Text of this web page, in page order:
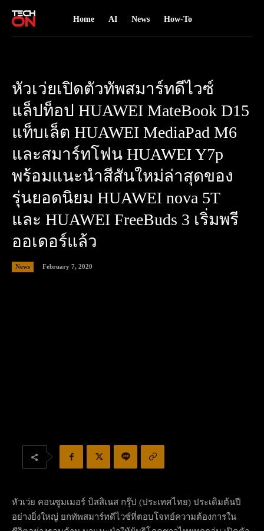
Home AI News How-To
หัวเว่ยเปิดตัวทัพสมาร์ทดีไวซ์
แล็ปท็อป HUAWEI MateBook D15
แท็บเล็ต HUAWEI MediaPad M6
และสมาร์ทโฟน HUAWEI Y7p
พร้อมแนะนำสีสันใหม่ล่าสุดของ
รุ่นยอดนิยม HUAWEI nova 5T
และ HUAWEI FreeBuds 3 เริ่มพรี
ออเดอร์แล้ว
News February 7, 2020
หัวเว่ย คอนซูมเมอร์ บิสสิเนส กรุ๊ป (ประเทศไทย) ประเดิมต้นปี
อย่างยิ่งใหญ่ ยกทัพสมาร์ทดีไวซ์ที่ตอบโจทย์ความต้องการใน